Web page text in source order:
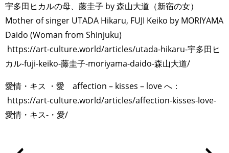
宇多田ヒカルの母、藤圭子 by 森山大道（新宿の女）
Mother of singer UTADA Hikaru, FUJI Keiko by MORIYAMA
Daido (Woman from Shinjuku)
https://art-culture.world/articles/utada-hikaru-宇多田ヒ
カル-fuji-keiko-藤圭子-moriyama-daido-森山大道/
愛情・キス ・愛 affection – kisses – love へ：
https://art-culture.world/articles/affection-kisses-love-
愛情・キス-・愛/